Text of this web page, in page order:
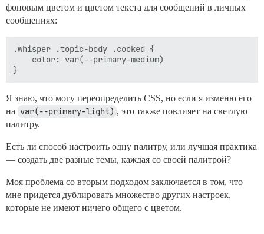
фоновым цветом и цветом текста для сообщений в личных
сообщениях:
.whisper .topic-body .cooked {
    color: var(--primary-medium)
Я знаю, что могу переопределить CSS, но если я изменю его
на var(--primary-light) , это также повлияет на светлую
палитру.
Есть ли способ настроить одну палитру, или лучшая практика
— создать две разные темы, каждая со своей палитрой?
Моя проблема со вторым подходом заключается в том, что
мне придется дублировать множество других настроек,
которые не имеют ничего общего с цветом.